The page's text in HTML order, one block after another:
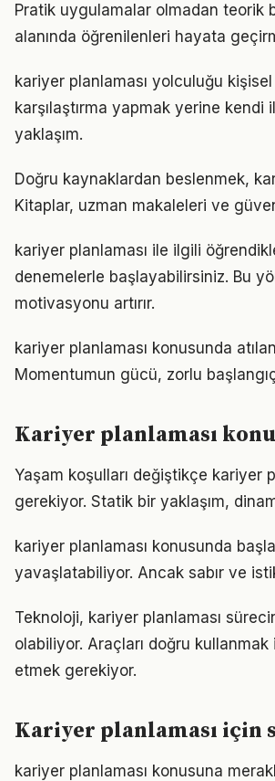
Pratik uygulamalar olmadan teorik
alanında öğrenilenleri hayata
kariyer planlaması yolculuğu
karşılaştırma yapmak yerine
yaklaşım.
Doğru kaynaklardan beslenmek,
Kitaplar, uzman makaleleri ve
kariyer planlaması ile ilgili
denemelerle başlayabilirsiniz. Bu
motivasyonu artırır.
kariyer planlaması konusunda
Momentumun gücü, zorlu
Kariyer planlaması
Yaşam koşulları değiştikçe kariyer
gerekiyor. Statik bir yaklaşım,
kariyer planlaması konusunda
yavaşlatabiliyor. Ancak sabır ve
Teknoloji, kariyer planlaması
olabiliyor. Araçları doğru
etmek gerekiyor.
Kariyer planlaması
kariyer planlaması konusuna